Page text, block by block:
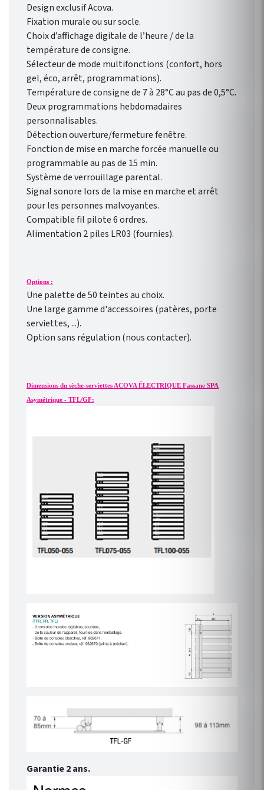
Design exclusif Acova.
Fixation murale ou sur socle.
Choix d’affichage digitale de l’heure / de la
température de consigne.
Sélecteur de mode multifonctions (confort, hors
gel, éco, arrêt, programmations).
Température de consigne de 7 à 28°C au pas de 0,5°C.
Deux programmations hebdomadaires
personnalisables.
Détection ouverture/fermeture fenêtre.
Fonction de mise en marche forcée manuelle ou
programmable au pas de 15 min.
Système de verrouillage parental.
Signal sonore lors de la mise en marche et arrêt
pour les personnes malvoyantes.
Compatible fil pilote 6 ordres.
Alimentation 2 piles LR03 (fournies).
Options :
Une palette de 50 teintes au choix.
Une large gamme d'accessoires (patères, porte
serviettes, ...).
Option sans régulation (nous contacter).
Dimensions du sèche-serviettes ACOVA ÉLECTRIQUE Fassane SPA
Asymétrique - TFL/GF:
Garantie 2 ans.